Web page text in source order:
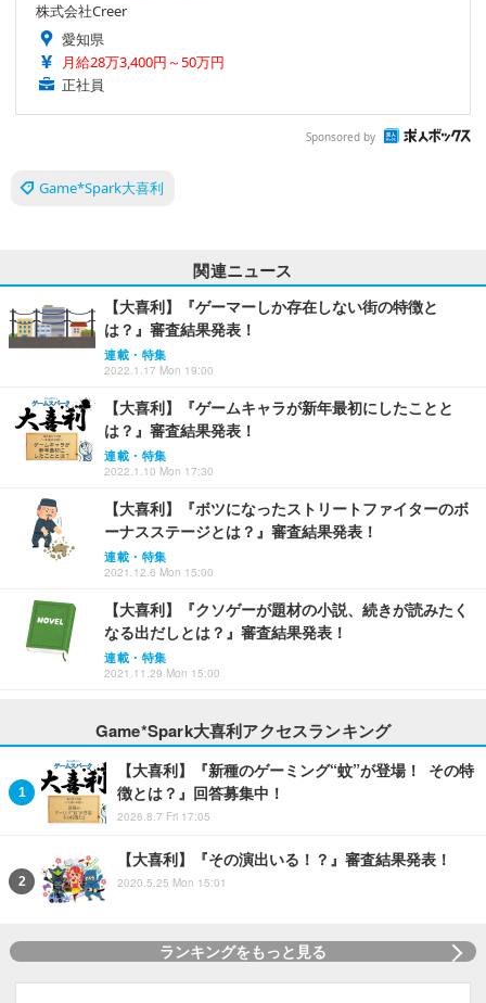
株式会社Creer
愛知県
月給28万3,400円～50万円
正社員
Sponsored by
Game*Spark大喜利
関連ニュース
【大喜利】『ゲーマーしか存在しない街の特徴と
は？』審査結果発表！
連載・特集
2022.1.17 Mon 19:00
【大喜利】『ゲームキャラが新年最初にしたことと
は？』審査結果発表！
連載・特集
2022.1.10 Mon 17:30
【大喜利】『ボツになったストリートファイターのボ
ーナスステージとは？』審査結果発表！
連載・特集
2021.12.6 Mon 15:00
【大喜利】『クソゲーが題材の小説、続きが読みたく
なる出だしとは？』審査結果発表！
連載・特集
2021.11.29 Mon 15:00
Game*Spark大喜利アクセスランキング
【大喜利】『新種のゲーミング“蚊”が登場！ その特
徴とは？』回答募集中！
2026.8.7 Fri 17:05
【大喜利】『その演出いる！？』審査結果発表！
2020.5.25 Mon 15:01
ランキングをもっと見る